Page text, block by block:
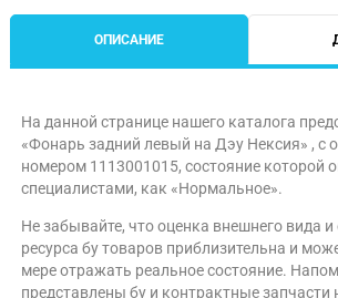
ОПИСАНИЕ
На данной странице нашего каталога
«Фонарь задний левый на Дэу Нексия» , с
номером 1113001015, состояние которой
специалистами, как «Нормальное».
Не забывайте, что оценка внешнего вида и
ресурса бу товаров приблизительна и
мере отражать реальное состояние.
представлены бу и контрактные